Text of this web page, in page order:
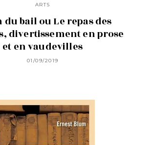
ARTS
du bail ou Le repas des
divertissement en prose
et en vaudevilles
01/09/2019